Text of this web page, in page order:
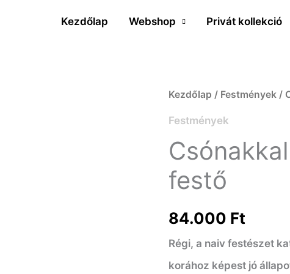
Kezdőlap Webshop Privát kollekció
Kezdőlap / Festmények /
Festmények
festő
84.000 Ft
Régi, a naiv festészet
korához képest jó
Csónakkal
a
tavon
-
Ismeretlen
mennyiség